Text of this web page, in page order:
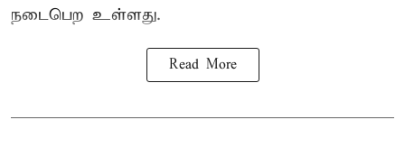
நடைபெற உள்ளது.
Read More